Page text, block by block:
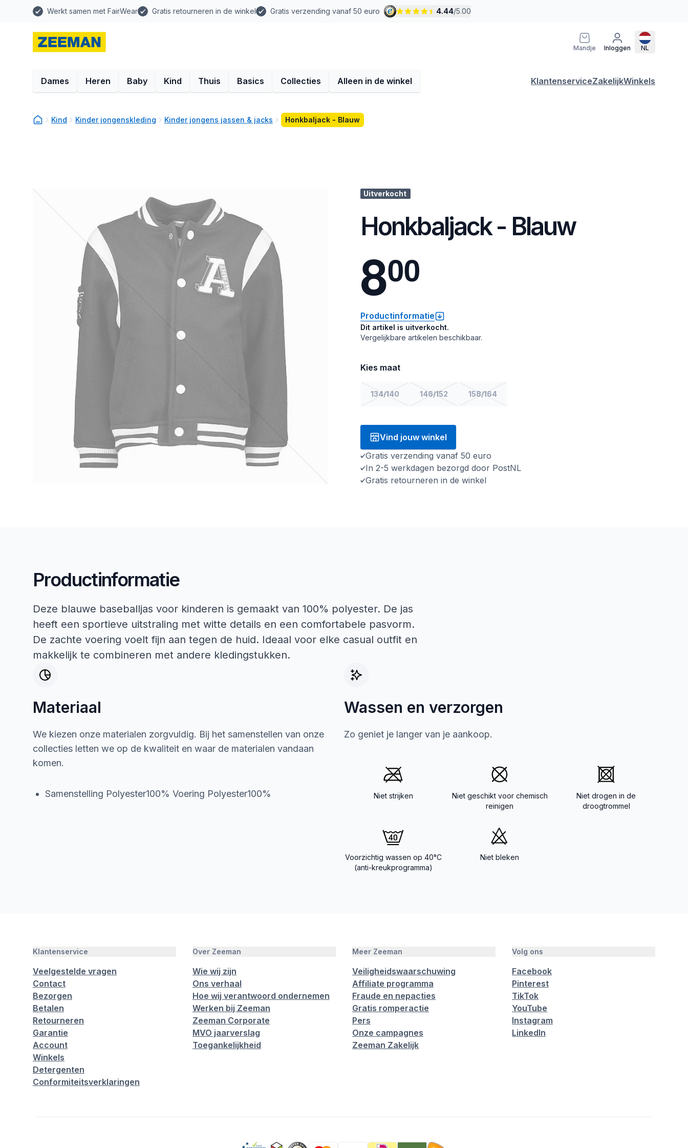
Werkt samen met FairWear Gratis retourneren in de winkel Gratis verzending vanaf 50 euro 4.44/5.00
Mandje Inloggen NL
Dames Heren Baby Kind Thuis Basics Collecties Alleen in de winkel KlantenserviceZakelijkWinkels
Kind Kinder jongenskleding Kinder jongens jassen & jacks Honkbaljack - Blauw
Uitverkocht
Honkbaljack - Blauw
800
Productinformatie
Dit artikel is uitverkocht.
Vergelijkbare artikelen beschikbaar.
Kies maat
134/140 146/152 158/164
Vind jouw winkel
Gratis verzending vanaf 50 euro
In 2-5 werkdagen bezorgd door PostNL
Gratis retourneren in de winkel
Productinformatie
Deze blauwe baseballjas voor kinderen is gemaakt van 100% polyester. De jas
heeft een sportieve uitstraling met witte details en een comfortabele pasvorm.
De zachte voering voelt fijn aan tegen de huid. Ideaal voor elke casual outfit en
makkelijk te combineren met andere kledingstukken.
Materiaal
We kiezen onze materialen zorgvuldig. Bij het samenstellen van onze
collecties letten we op de kwaliteit en waar de materialen vandaan
komen.
Samenstelling Polyester100% Voering Polyester100%
Wassen en verzorgen
Zo geniet je langer van je aankoop.
Niet strijken
Niet geschikt voor chemisch
reinigen
Niet drogen in de
droogtrommel
Voorzichtig wassen op 40°C
(anti-kreukprogramma)
Niet bleken
Klantenservice
Veelgestelde vragen
Contact
Bezorgen
Betalen
Retourneren
Garantie
Account
Winkels
Detergenten
Conformiteitsverklaringen
Over Zeeman
Wie wij zijn
Ons verhaal
Hoe wij verantwoord ondernemen
Werken bij Zeeman
Zeeman Corporate
MVO jaarverslag
Toegankelijkheid
Meer Zeeman
Veiligheidswaarschuwing
Affiliate programma
Fraude en nepacties
Gratis romperactie
Pers
Onze campagnes
Zeeman Zakelijk
Volg ons
Facebook
Pinterest
TikTok
YouTube
Instagram
LinkedIn